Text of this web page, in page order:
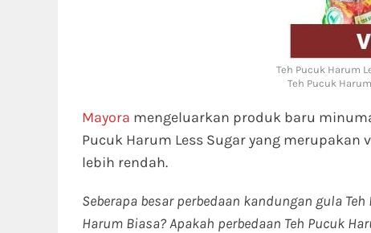
Teh Pucuk Harum
Teh Pucuk
Mayora mengeluarkan produk baru
Pucuk Harum Less Sugar yang merupakan
lebih rendah.
Seberapa besar perbedaan kandungan gula
Harum Biasa? Apakah perbedaan Teh Pucuk